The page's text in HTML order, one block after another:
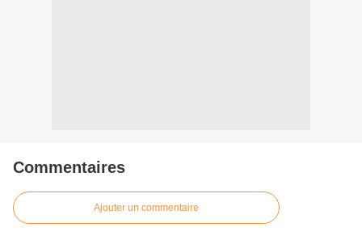
Commentaires
Ajouter un commentaire